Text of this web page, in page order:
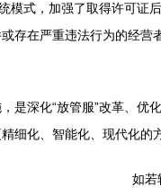
模式，加强了取得许可
存在严重违法行为的经营
是深化“放管服”改革、
细化、智能化、现代化
如若